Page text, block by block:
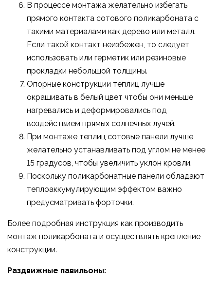
В процессе монтажа желательно избегать
прямого контакта сотового поликарбоната с
такими материалами как дерево или металл.
Если такой контакт неизбежен, то следует
использовать или герметик или резиновые
прокладки небольшой толщины.
Опорные конструкции теплиц лучше
окрашивать в белый цвет чтобы они меньше
нагревались и деформировались под
воздействием прямых солнечных лучей.
При монтаже теплиц сотовые панели лучше
желательно устанавливать под углом не менее
15 градусов, чтобы увеличить уклон кровли.
Поскольку поликарбонатные панели обладают
теплоаккумулирующим эффектом важно
предусматривать форточки.
Более подробная инструкция как производить
монтаж поликарбоната и осуществлять крепление
конструкции.
Раздвижные павильоны: